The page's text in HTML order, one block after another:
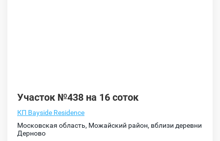
Участок №438 на 16 соток
КП Bayside Residence
Московская область, Можайский район, вблизи деревни
Дерново